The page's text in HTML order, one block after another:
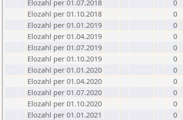
Elozahl per 01.07.2018
0
Elozahl per 01.10.2018
0
Elozahl per 01.01.2019
0
Elozahl per 01.04.2019
0
Elozahl per 01.07.2019
0
Elozahl per 01.10.2019
0
Elozahl per 01.01.2020
0
Elozahl per 01.04.2020
0
Elozahl per 01.07.2020
0
Elozahl per 01.10.2020
0
Elozahl per 01.01.2021
0